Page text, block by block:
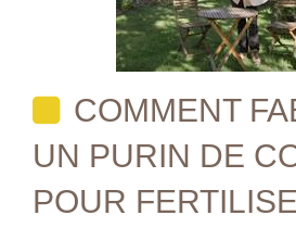
COMMENT
UN PURIN DE
POUR